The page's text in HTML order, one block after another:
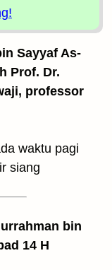
Sayyaf As-
Prof. Dr.
professor
waktu pagi
siang
bin
14 H